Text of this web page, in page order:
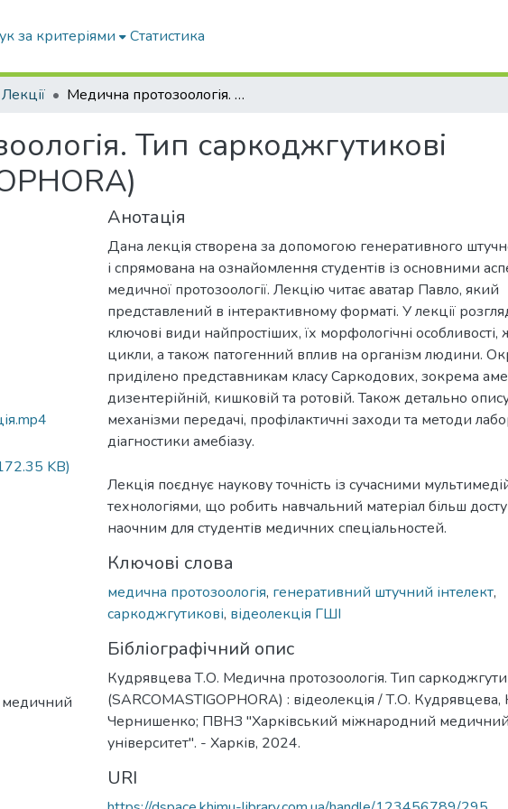
за критеріями Статистика
Лекції Медична протозоологія. Тип саркоджгутикові (SARCOMASTIGOPHORA)
Тип саркоджгутикові
KB)
Анотація
Дана лекція створена за допомогою генеративного
і спрямована на ознайомлення студентів із основними
медичної протозоології. Лекцію читає аватар Павло, який
представлений в інтерактивному форматі. У лекції
ключові види найпростіших, їх морфологічні особливості,
цикли, а також патогенний вплив на організм людини.
приділено представникам класу Саркодових, зокрема
дизентерійній, кишковій та ротовій. Також детально
механізми передачі, профілактичні заходи та методи
діагностики амебіазу.
Лекція поєднує наукову точність із сучасними
технологіями, що робить навчальний матеріал більш
наочним для студентів медичних спеціальностей.
Ключові слова
медична протозоологія, генеративний штучний інтелект,
саркоджгутикові, відеолекція ГШІ
Бібліографічний опис
Кудрявцева Т.О. Медична протозоологія. Тип
(SARCOMASTIGOPHORA) : відеолекція / Т.О. Кудрявцева,
Чернишенко; ПВНЗ "Харківський міжнародний медичний
університет". - Харків, 2024.
URI